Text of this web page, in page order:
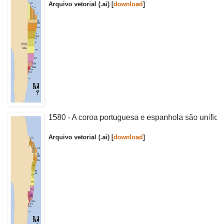
Arquivo vetorial (.ai) [download]
1580 - A coroa portuguesa e espanhola são
Arquivo vetorial (.ai) [download]